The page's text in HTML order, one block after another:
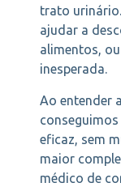
trato
ajudar a
alimentos,
inesperada.
Ao entender
eficaz, sem
maior
médico de